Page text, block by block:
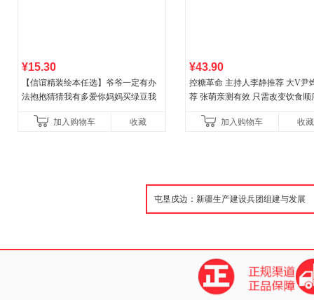
¥15.30
【信谊精装绘本任选】爷爷一定有办
法抱抱猜猜我有多爱你妈妈买绿豆我
虫儿童故事书阅读精装绘本
加入购物车 收藏
¥43.90
控糖革命 主持人李静推荐 大V尹
荐 张萌亲测有效 只需改变饮食顺
加入购物车 收藏